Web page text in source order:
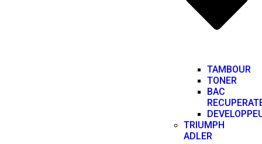
TAMBOUR
TONER
BAC
TRIUMPH
ADLER